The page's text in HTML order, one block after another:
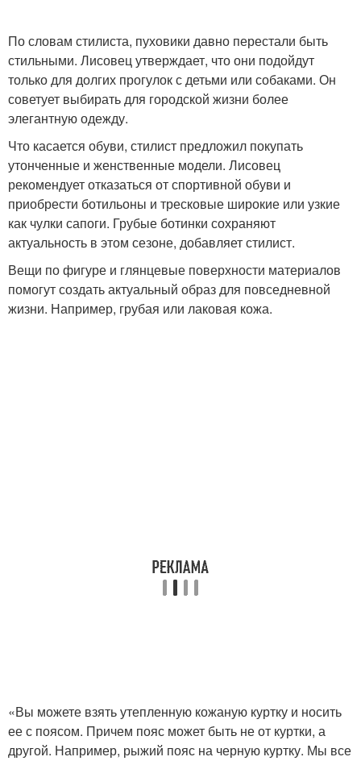
По словам стилиста, пуховики давно перестали быть
стильными. Лисовец утверждает, что они подойдут
только для долгих прогулок с детьми или собаками. Он
советует выбирать для городской жизни более
элегантную одежду.
Что касается обуви, стилист предложил покупать
утонченные и женственные модели. Лисовец
рекомендует отказаться от спортивной обуви и
приобрести ботильоны и тресковые широкие или узкие
как чулки сапоги. Грубые ботинки сохраняют
актуальность в этом сезоне, добавляет стилист.
Вещи по фигуре и глянцевые поверхности материалов
помогут создать актуальный образ для повседневной
жизни. Например, грубая или лаковая кожа.
«Вы можете взять утепленную кожаную куртку и носить
ее с поясом. Причем пояс может быть не от куртки, а
другой. Например, рыжий пояс на черную куртку. Мы все